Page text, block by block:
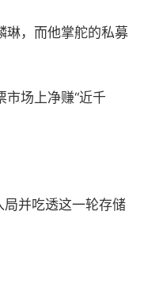
琳，而他掌舵的私募
市场上净赚“近千
并吃透这一轮存储